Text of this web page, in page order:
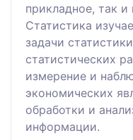
прикладное, так и
Статистика
задачи
статистических
измерение и
экономических
обработки и
информации.